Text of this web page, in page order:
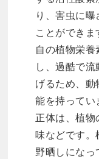
り、害虫に
ことができま
自の植物栄養
し、過酷で
げるため、動
能を持ってい
正体は、植物
味などです。
野晒しになっ